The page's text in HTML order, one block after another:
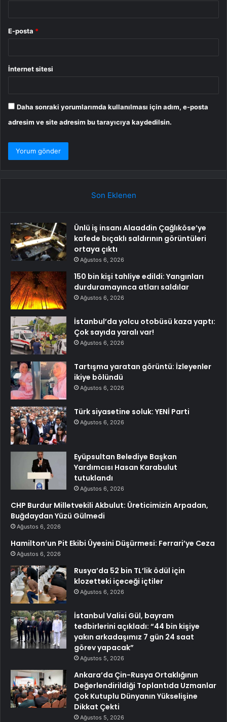
E-posta *
İnternet sitesi
Daha sonraki yorumlarımda kullanılması için adım, e-posta
adresim ve site adresim bu tarayıcıya kaydedilsin.
Son Eklenen
Ünlü iş insanı Alaaddin Çağlıköse’ye
kafede bıçaklı saldırının görüntüleri
ortaya çıktı
Ağustos 6, 2026
150 bin kişi tahliye edildi: Yangınları
durduramayınca atları saldılar
Ağustos 6, 2026
İstanbul’da yolcu otobüsü kaza yaptı:
Çok sayıda yaralı var!
Ağustos 6, 2026
Tartışma yaratan görüntü: İzleyenler
ikiye bölündü
Ağustos 6, 2026
Türk siyasetine soluk: YENİ Parti
Ağustos 6, 2026
Eyüpsultan Belediye Başkan
Yardımcısı Hasan Karabulut
tutuklandı
Ağustos 6, 2026
CHP Burdur Milletvekili Akbulut: Üreticimizin Arpadan,
Buğdaydan Yüzü Gülmedi
Ağustos 6, 2026
Hamilton’un Pit Ekibi Üyesini Düşürmesi: Ferrari’ye Ceza
Ağustos 6, 2026
Rusya’da 52 bin TL’lik ödül için
klozetteki içeceği içtiler
Ağustos 6, 2026
İstanbul Valisi Gül, bayram
tedbirlerini açıkladı: “44 bin kişiye
yakın arkadaşımız 7 gün 24 saat
görev yapacak”
Ağustos 5, 2026
Ankara’da Çin-Rusya Ortaklığının
Değerlendirildiği Toplantıda Uzmanlar
Çok Kutuplu Dünyanın Yükselişine
Dikkat Çekti
Ağustos 5, 2026